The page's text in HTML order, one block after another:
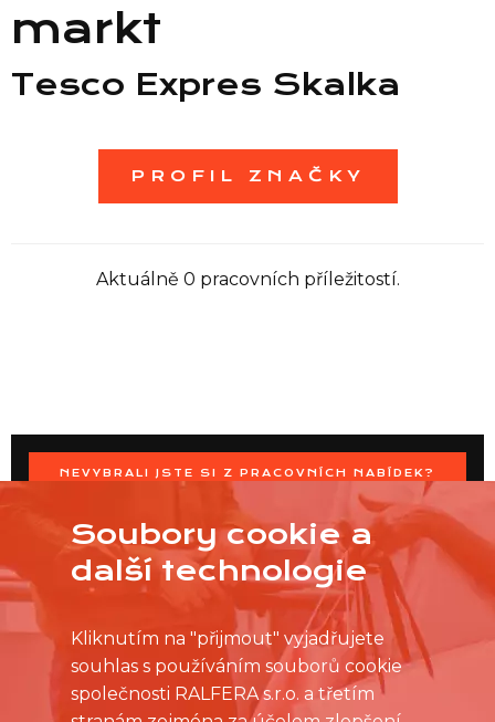
markt
Tesco Expres Skalka
PROFIL ZNAČKY
Aktuálně 0 pracovních příležitostí.
NEVYBRALI JSTE SI Z PRACOVNÍCH NABÍDEK?
OSLOVTE PRODEJNU PŘÍMO S VAŠIMI ČASOVÝMI
MOŽNOSTMI
Soubory cookie a
další technologie
Kliknutím na "přijmout" vyjadřujete
souhlas s používáním souborů cookie
společnosti RALFERA s.r.o. a třetím